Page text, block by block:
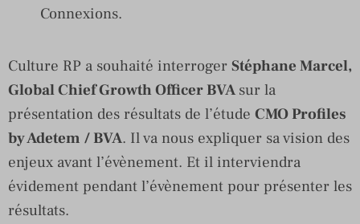
Connexions.
Culture RP a souhaité interroger Stéphane Marcel,
Global Chief Growth Officer BVA sur la
présentation des résultats de l’étude CMO Profiles
by Adetem / BVA. Il va nous expliquer sa vision des
enjeux avant l’évènement. Et il interviendra
évidement pendant l’évènement pour présenter les
résultats.